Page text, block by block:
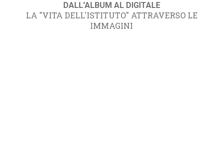
DALL'ALBUM AL DIGITALE
LA "VITA DELL'ISTITUTO" ATTRAVERSO LE
IMMAGINI